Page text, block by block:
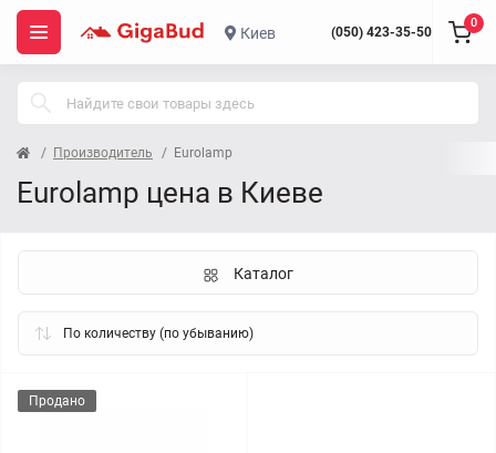
Киев (050) 423-35-50
0
Производитель Eurolamp
Eurolamp цена в Киеве
Каталог
Продано